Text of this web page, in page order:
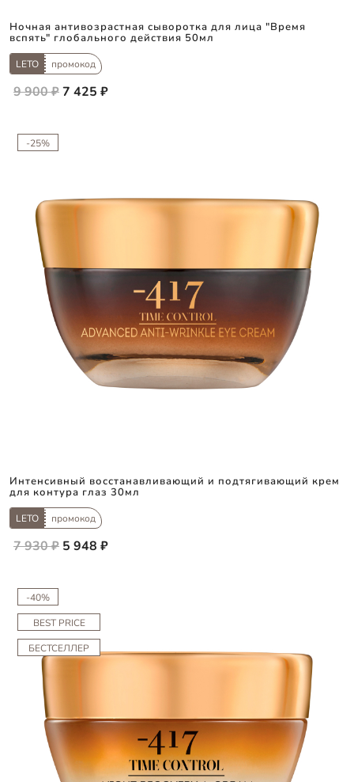
Ночная антивозрастная сыворотка для лица "Время
вспять" глобального действия 50мл
LETO промокод
9 900 ₽7 425 ₽
-25%
Интенсивный восстанавливающий и подтягивающий крем
для контура глаз 30мл
LETO промокод
7 930 ₽ 5 948 ₽
-40%
BEST PRICE
БЕСТСЕЛЛЕР